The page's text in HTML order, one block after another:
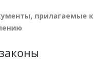
прилагаемые к